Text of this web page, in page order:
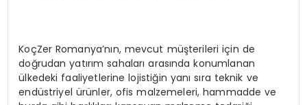
KoçZer Romanya’nın, mevcut müşterileri için de
doğrudan yatırım sahaları arasında konumlanan
ülkedeki faaliyetlerine lojistiğin yanı sıra teknik ve
endüstriyel ürünler, ofis malzemeleri, hammadde ve